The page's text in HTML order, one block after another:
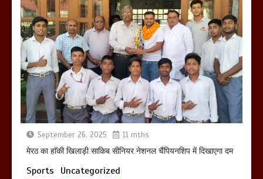
होलिका रखने पर लात मार कर होलिका को किया
तहस नहस,मोहल्ले वालों के साथ की गई गाली
गलोच ,कहा अगर रखी गई होली तो होगा खून
खराबा,
March 11, 2025
September 26, 2025 11 mths
मेरठ का हाॅकी खिलाड़ी साकिब सीनियर नेशनल चैंपियनशिप में दिखाएगा दम
Sports Uncategorized